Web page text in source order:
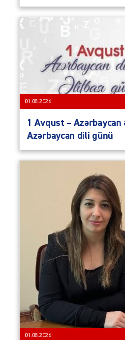
01.08.2026
1 Avqust – Azərbaycan
Azərbaycan dili günü
01.08.2026